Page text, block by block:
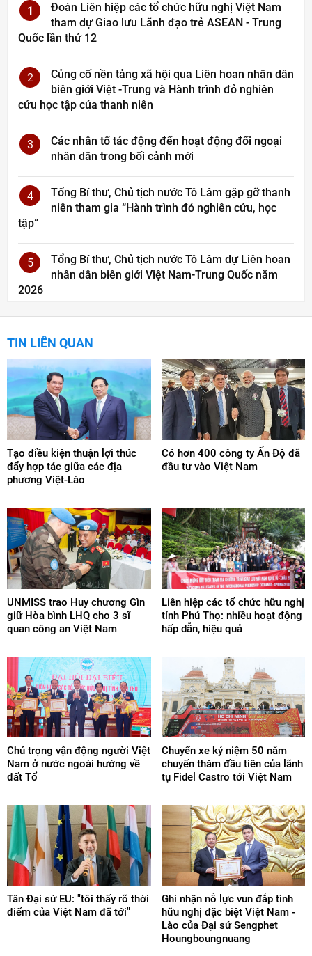
1
Đoàn Liên hiệp các tổ chức hữu nghị Việt Nam
tham dự Giao lưu Lãnh đạo trẻ ASEAN - Trung
Quốc lần thứ 12
2
Củng cố nền tảng xã hội qua Liên hoan nhân dân
biên giới Việt -Trung và Hành trình đỏ nghiên
cứu học tập của thanh niên
3
Các nhân tố tác động đến hoạt động đối ngoại
nhân dân trong bối cảnh mới
4
Tổng Bí thư, Chủ tịch nước Tô Lâm gặp gỡ thanh
niên tham gia “Hành trình đỏ nghiên cứu, học
tập”
5
Tổng Bí thư, Chủ tịch nước Tô Lâm dự Liên hoan
nhân dân biên giới Việt Nam-Trung Quốc năm
2026
TIN LIÊN QUAN
Tạo điều kiện thuận lợi thúc
đẩy hợp tác giữa các địa
phương Việt-Lào
Có hơn 400 công ty Ấn Độ đã
đầu tư vào Việt Nam
UNMISS trao Huy chương Gìn
giữ Hòa bình LHQ cho 3 sĩ
quan công an Việt Nam
Liên hiệp các tổ chức hữu nghị
tỉnh Phú Thọ: nhiều hoạt động
hấp dẫn, hiệu quả
Chú trọng vận động người Việt
Nam ở nước ngoài hướng về
đất Tổ
Chuyến xe kỷ niệm 50 năm
chuyến thăm đầu tiên của lãnh
tụ Fidel Castro tới Việt Nam
Tân Đại sứ EU: "tôi thấy rõ thời
điểm của Việt Nam đã tới"
Ghi nhận nỗ lực vun đắp tình
hữu nghị đặc biệt Việt Nam -
Lào của Đại sứ Sengphet
Houngboungnuang